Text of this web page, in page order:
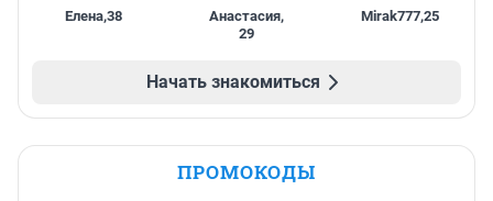
Елена,38 Анастасия,
29
Mirak777,25
Начать знакомиться
ПРОМОКОДЫ